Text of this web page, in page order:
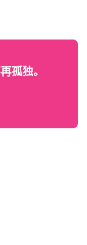
孤独。